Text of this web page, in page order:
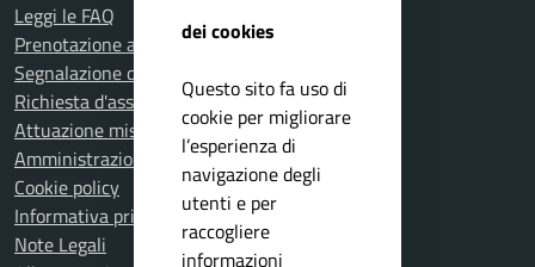
Leggi le FAQ
Prenotazione appuntamento
Segnalazione disservizio
Richiesta d'assistenza
Attuazione misure PNRR
Amministrazione trasparente
Cookie policy
Informativa privacy
Note Legali
dei cookies
Questo sito fa uso di
cookie per migliorare
l’esperienza di
navigazione degli
utenti e per
raccogliere
informazioni